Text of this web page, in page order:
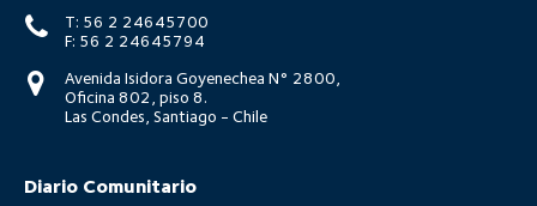
T: 56 2 24645700
F: 56 2 24645794
Avenida Isidora Goyenechea N° 2800,
Oficina 802, piso 8.
Las Condes, Santiago - Chile
Diario Comunitario